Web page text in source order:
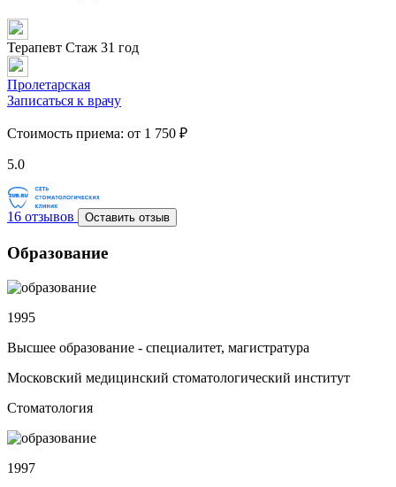
Терапевт Стаж 31 год
Пролетарская
Записаться к врачу
Стоимость приема: от 1 750 ₽
5.0
16 отзывов Оставить отзыв
Образование
1995
Высшее образование - специалитет, магистратура
Московский медицинский стоматологический институт
Стоматология
1997